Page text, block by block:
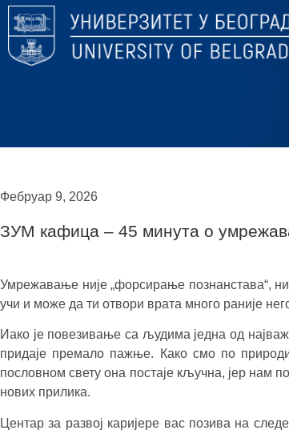
Фебруар 9, 2026
ЗУМ кафица – 45 минута о
Умрежавање није „форсирање познанстава“,
учи и може да ти отвори врата много раније
Иако је повезивање са људима једна од
придаје премало пажње. Како смо по
пословном свету она постаје кључна, јер нам
нових прилика.
Центар за развој каријере вас позива на